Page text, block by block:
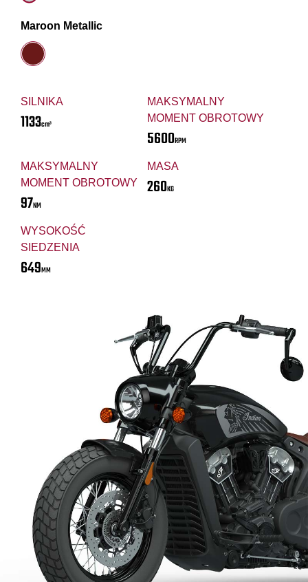
SILNIKA
1133cm³
MAKSYMALNY
MOMENT OBROTOWY
5600RPM
MAKSYMALNY
MOMENT OBROTOWY
97NM
MASA
260KG
WYSOKOŚĆ
SIEDZENIA
649MM
Maroon Metallic